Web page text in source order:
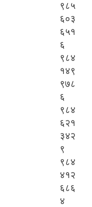
९८५
६०३
६५१
६
९८४
१४९
९७८
६
९८४
६२१
३४२
९
९८४
४१२
६८६
४